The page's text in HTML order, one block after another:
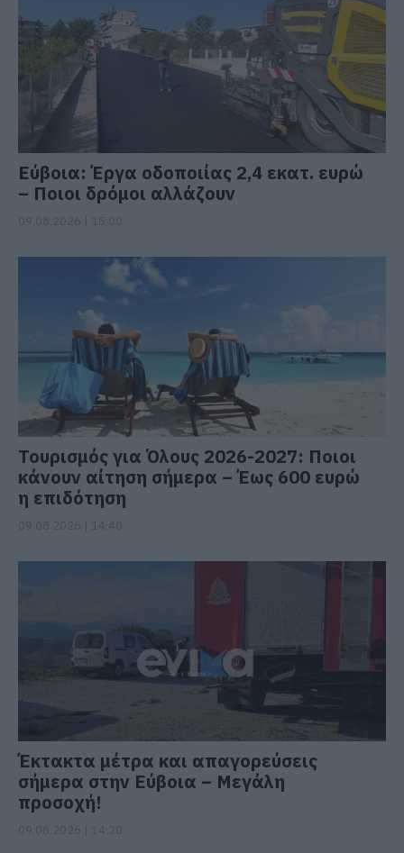
Εύβοια: Έργα οδοποιίας 2,4 εκατ. ευρώ
– Ποιοι δρόμοι αλλάζουν
Τουρισμός για Όλους 2026-2027: Ποιοι
κάνουν αίτηση σήμερα – Έως 600 ευρώ
η επιδότηση
Έκτακτα μέτρα και απαγορεύσεις
σήμερα στην Εύβοια – Μεγάλη
προσοχή!